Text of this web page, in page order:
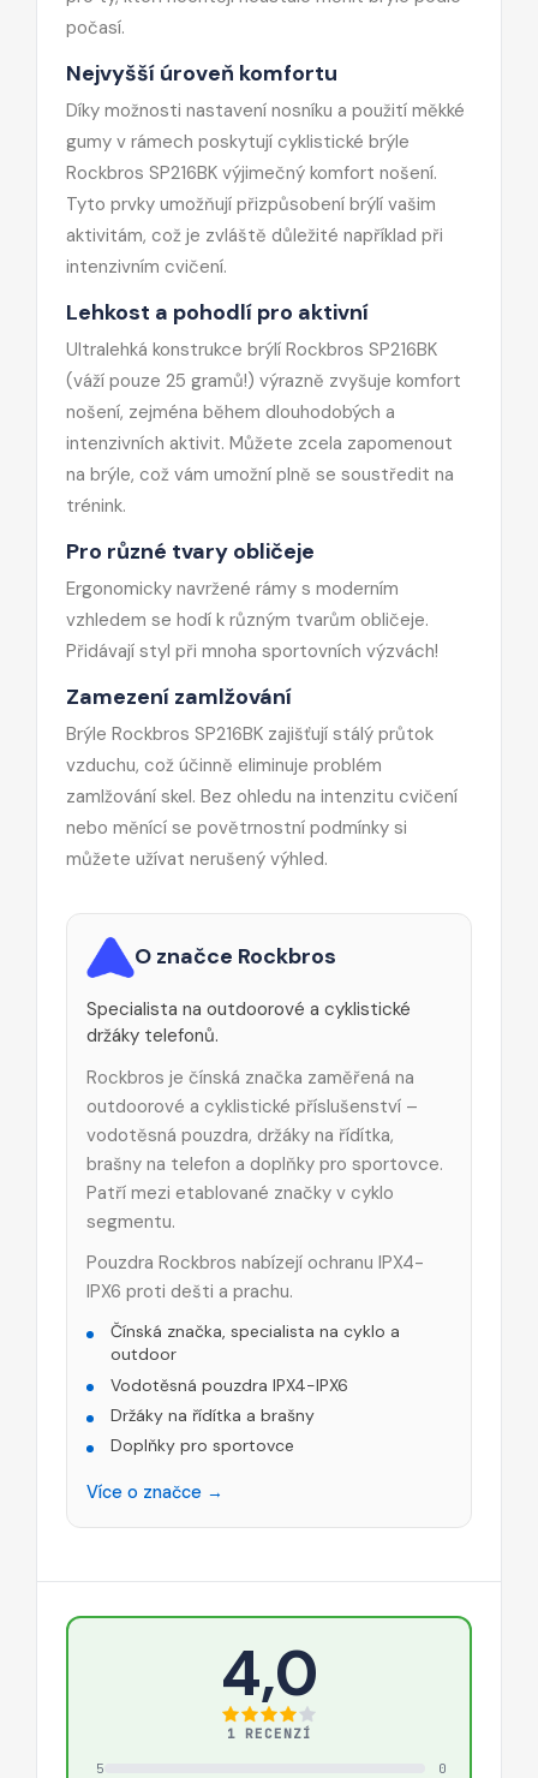
počasí.
Nejvyšší úroveň komfortu
Díky možnosti nastavení nosníku a použití měkké
gumy v rámech poskytují cyklistické brýle
Rockbros SP216BK výjimečný komfort nošení.
Tyto prvky umožňují přizpůsobení brýlí vašim
aktivitám, což je zvláště důležité například při
intenzivním cvičení.
Lehkost a pohodlí pro aktivní
Ultralehká konstrukce brýlí Rockbros SP216BK
(váží pouze 25 gramů!) výrazně zvyšuje komfort
nošení, zejména během dlouhodobých a
intenzivních aktivit. Můžete zcela zapomenout
na brýle, což vám umožní plně se soustředit na
trénink.
Pro různé tvary obličeje
Ergonomicky navržené rámy s moderním
vzhledem se hodí k různým tvarům obličeje.
Přidávají styl při mnoha sportovních výzvách!
Zamezení zamlžování
Brýle Rockbros SP216BK zajišťují stálý průtok
vzduchu, což účinně eliminuje problém
zamlžování skel. Bez ohledu na intenzitu cvičení
nebo měnící se povětrnostní podmínky si
můžete užívat nerušený výhled.
O značce Rockbros
Specialista na outdoorové a cyklistické
držáky telefonů.
Rockbros je čínská značka zaměřená na
outdoorové a cyklistické příslušenství –
vodotěsná pouzdra, držáky na řídítka,
brašny na telefon a doplňky pro sportovce.
Patří mezi etablované značky v cyklo
segmentu.
Pouzdra Rockbros nabízejí ochranu IPX4-
IPX6 proti dešti a prachu.
Čínská značka, specialista na cyklo a
outdoor
Vodotěsná pouzdra IPX4-IPX6
Držáky na řídítka a brašny
Doplňky pro sportovce
Více o značce →
4,0
1 RECENZÍ
5
0